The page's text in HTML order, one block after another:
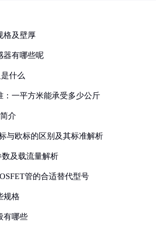
格及壁厚
器有哪些呢
什么
：一平方米能承受多少公斤
介
与欧标的区别及其标准解析
数及载流量解析
管的合适替代型号
规格
有哪些